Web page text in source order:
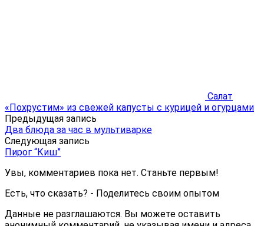
Салат
«Похрустим» из свежей капусты с курицей и огурцами
Предыдущая запись
Два блюда за час в мультиварке
Следующая запись
Пирог “Киш”
Увы, комментариев пока нет. Станьте первым!
Есть, что сказать? - Поделитесь своим опытом
Данные не разглашаются. Вы можете оставить